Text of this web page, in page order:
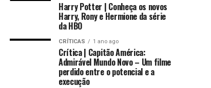
Harry Potter | Conheça os novos
Harry, Rony e Hermione da série
da HBO
CRÍTICAS 1 ano ago
Crítica | Capitão América:
Admirável Mundo Novo – Um filme
perdido entre o potencial e a
execução